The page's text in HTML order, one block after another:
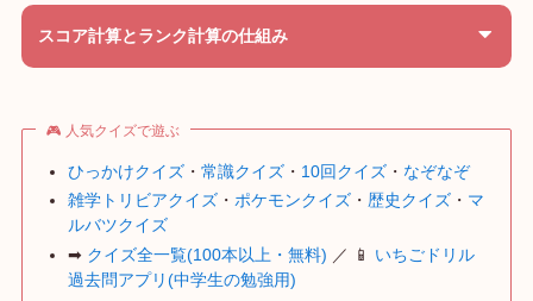
スコア計算とランク計算の仕組み
🎮 人気クイズで遊ぶ
ひっかけクイズ ・常識クイズ ・ 10回クイズ ・ なぞなぞ
雑学トリビアクイズ ・ポケモンクイズ ・ 歴史クイズ ・ マ
ルバツクイズ
➡ クイズ全一覧(100本以上・無料) ／ 📱 いちごドリル
過去問アプリ(中学生の勉強用)